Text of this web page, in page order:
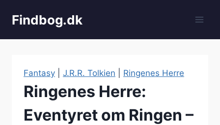
Findbog.dk
Fantasy J.R.R. Tolkien Ringenes Herre
Ringenes Herre:
Eventyret om Ringen –